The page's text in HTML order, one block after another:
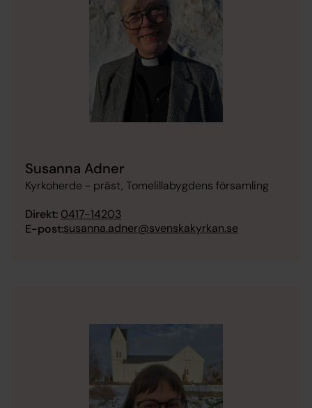
Susanna Adner
Kyrkoherde - präst, Tomelillabygdens församling
Direkt: 0417-14203
E-post:susanna.adner@svenskakyrkan.se